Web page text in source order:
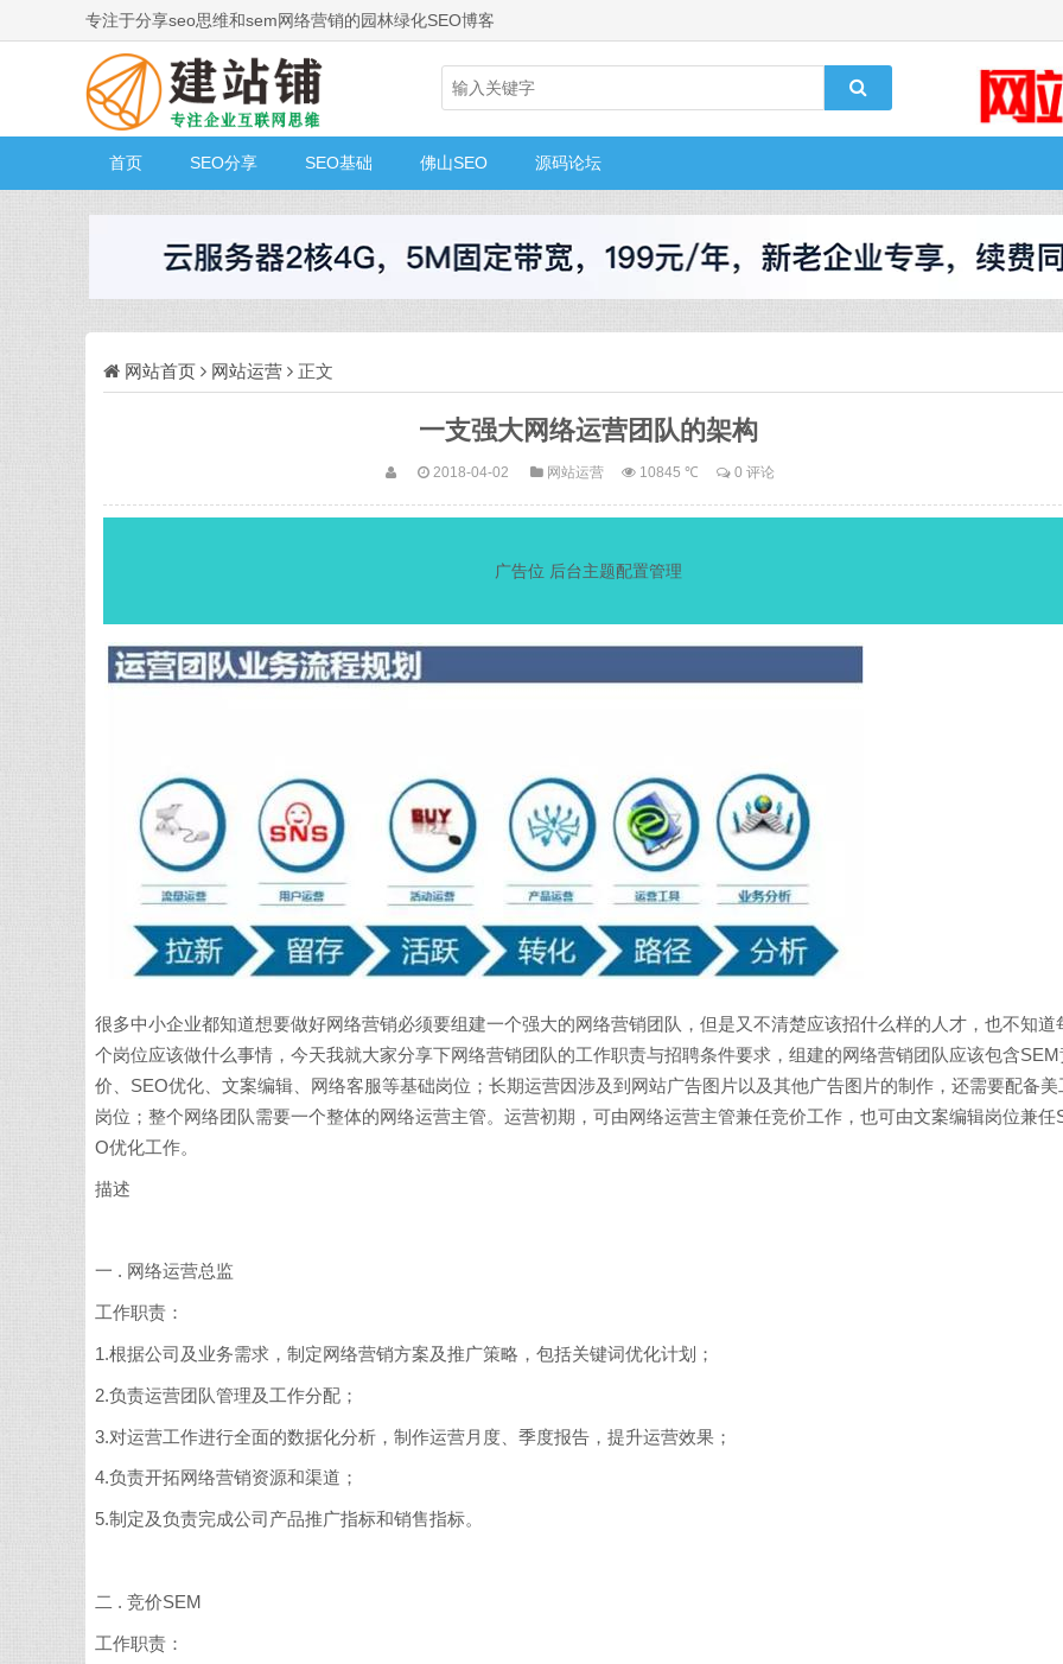
专注于分享seo思维和sem网络营销的园林绿化SEO博客
首页 SEO分享 SEO基础 佛山SEO 源码论坛
网站首页 网站运营 正文
一支强大网络运营团队的架构
2018-04-02 网站运营 10845 ℃ 0 评论
广告位 后台主题配置管理
很多中小企业都知道想要做好网络营销必须要组建一个强大的网络营销团队，但是又不清楚应该招什么样的人才，也不知道
个岗位应该做什么事情，今天我就大家分享下网络营销团队的工作职责与招聘条件要求，组建的网络营销团队应该包含SEM
价、SEO优化、文案编辑、网络客服等基础岗位；长期运营因涉及到网站广告图片以及其他广告图片的制作，还需要配备美
岗位；整个网络团队需要一个整体的网络运营主管。运营初期，可由网络运营主管兼任竞价工作，也可由文案编辑岗位兼任
O优化工作。
描述
一 . 网络运营总监
工作职责：
1.根据公司及业务需求，制定网络营销方案及推广策略，包括关键词优化计划；
2.负责运营团队管理及工作分配；
3.对运营工作进行全面的数据化分析，制作运营月度、季度报告，提升运营效果；
4.负责开拓网络营销资源和渠道；
5.制定及负责完成公司产品推广指标和销售指标。
二 . 竞价SEM
工作职责：